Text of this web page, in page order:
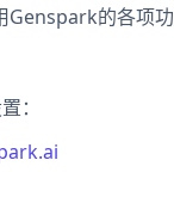
的各项
：